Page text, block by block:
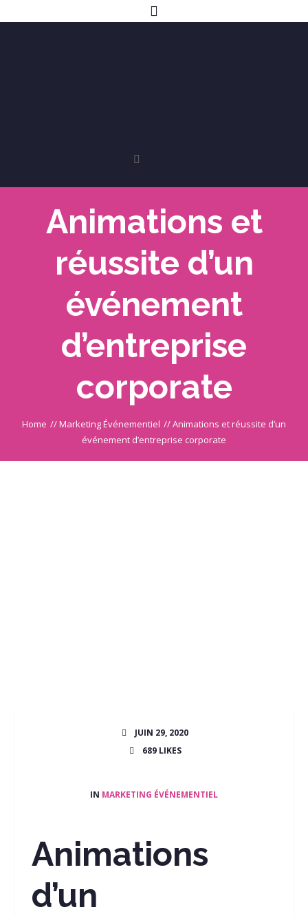
Animations et
réussite d’un
événement
d’entreprise
corporate
Home //Marketing Événementiel //Animations et réussite d’un
événement d’entreprise corporate
JUIN 29, 2020
689 LIKES
IN MARKETING ÉVÉNEMENTIEL
Animations
d’un